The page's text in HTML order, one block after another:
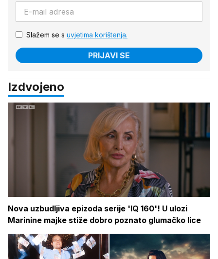
Slažem se s uvjetima korištenja.
PRIJAVI SE
Izdvojeno
Nova uzbudljiva epizoda serije 'IQ 160'! U ulozi
Marinine majke stiže dobro poznato glumačko lice